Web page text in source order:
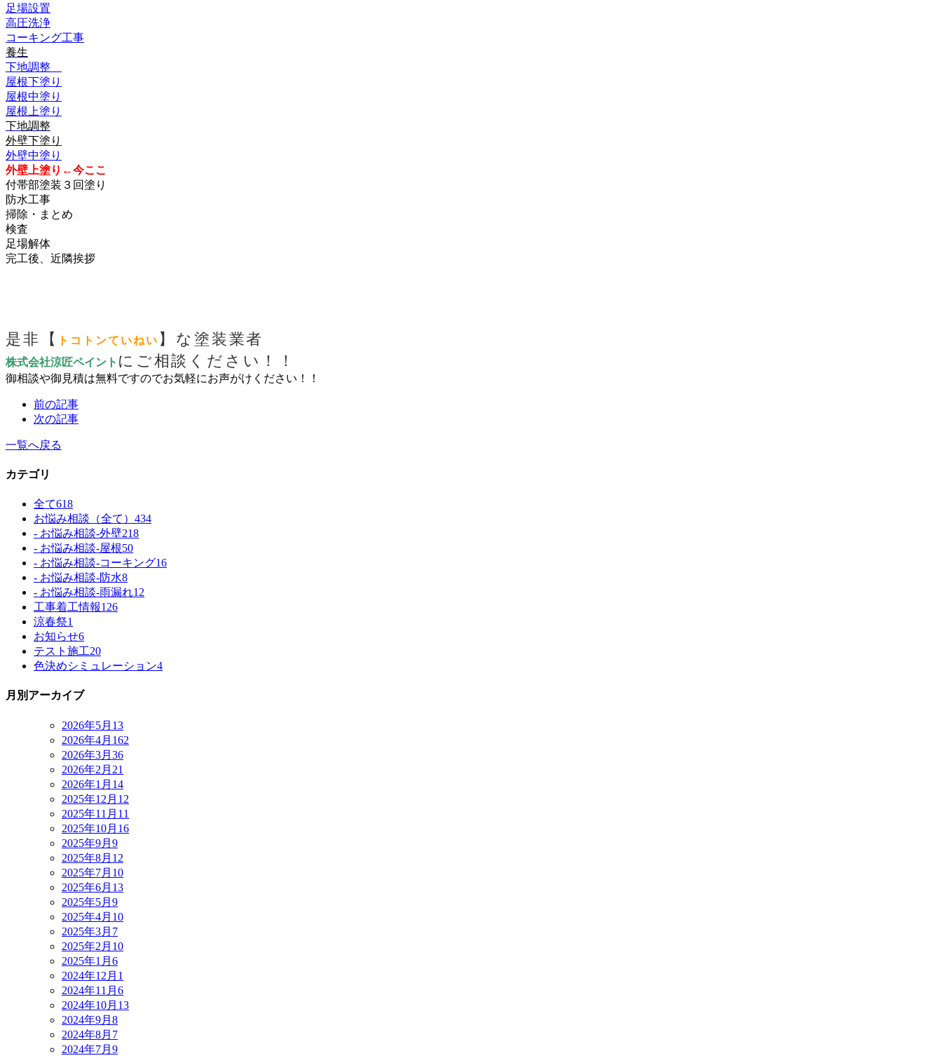
足場設置
高圧洗浄
コーキング工事
養生
下地調整
屋根下塗り
屋根中塗り
屋根上塗り
下地調整
外壁下塗り
外壁中塗り
外壁上塗り←今ここ
付帯部塗装３回塗り
防水工事
掃除・まとめ
検査
足場解体
完工後、近隣挨拶
是非【 トコトンていねい 】な塗装業者
株式会社涼匠ペイント にご相談ください！！
御相談や御見積は無料ですのでお気軽にお声がけください！！
前の記事
次の記事
一覧へ戻る
カテゴリ
全て618
お悩み相談（全て） 434
- お悩み相談-外壁218
- お悩み相談-屋根50
- お悩み相談-コーキング16
- お悩み相談-防水8
- お悩み相談-雨漏れ12
工事着工情報126
涼春祭1
お知らせ6
テスト施工20
色決めシミュレーション4
月別アーカイブ
2026年5月 13
2026年4月 162
2026年3月 36
2026年2月 21
2026年1月 14
2025年12月 12
2025年11月 11
2025年10月 16
2025年9月 9
2025年8月 12
2025年7月 10
2025年6月 13
2025年5月 9
2025年4月 10
2025年3月 7
2025年2月 10
2025年1月 6
2024年12月 1
2024年11月 6
2024年10月 13
2024年9月 8
2024年8月 7
2024年7月 9